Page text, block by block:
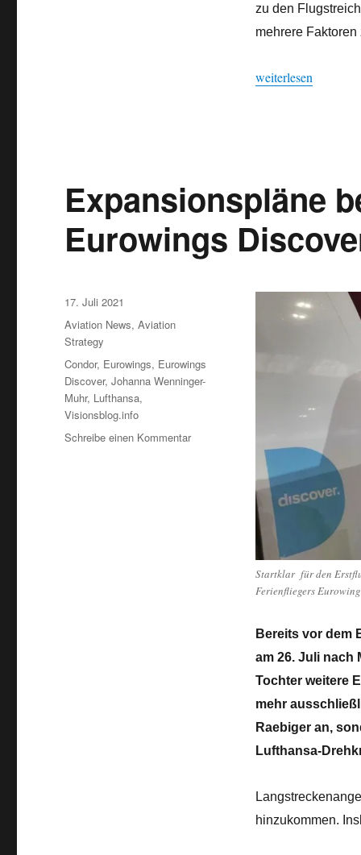
zu den
mehrere Faktoren
„Lufthansa muss im
weiterlesen
Expansionspläne
Eurowings
Startklar für den
Ferienfliegers
Bereits vor dem
am 26. Juli nach
Tochter weitere
mehr
Raebiger an,
Lufthansa-
hinzukommen.
Veröffentlicht
am
17. Juli 2021
Kategorien
Aviation News,Aviation
Strategy
Schlagwörter
Condor, Eurowings, Eurowings
Discover,Johanna Wenninger-
Muhr, Lufthansa,
Visionsblog.info
Schreibe einen Kommentarzu
Expansionspläne